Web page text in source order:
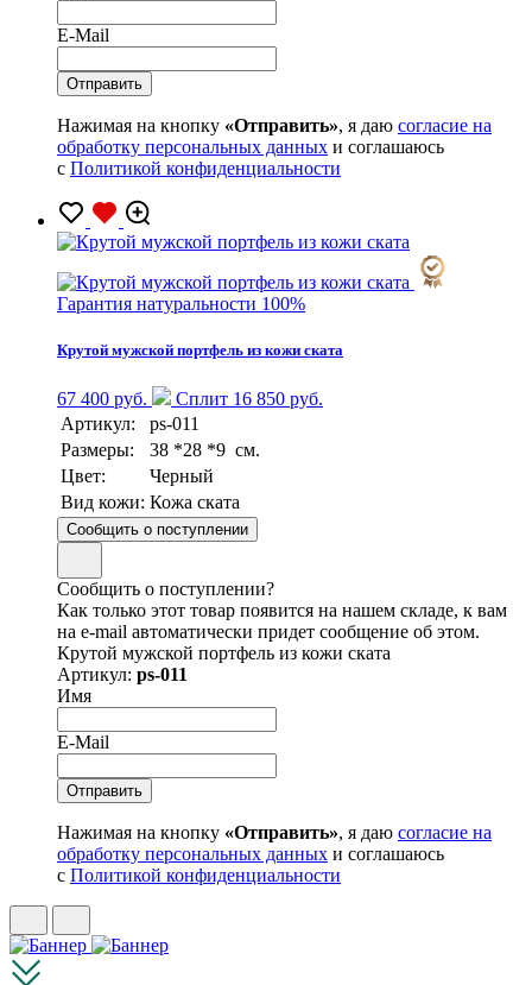
E-Mail
Нажимая на кнопку «Отправить», я даю согласие на
обработку персональных данных и соглашаюсь
с Политикой конфиденциальности
Гарантия натуральности 100%
Крутой мужской портфель из кожи ската
67 400 руб.
Сплит 16 850 руб.
Артикул:
ps-011
Размеры:
38 *28 *9 см.
Цвет:
Черный
Вид кожи: Кожа ската
Сообщить о поступлении
Сообщить о поступлении?
Как только этот товар появится на нашем складе, к вам
на e-mail автоматически придет сообщение об этом.
Крутой мужской портфель из кожи ската
Артикул: ps-011
Имя
E-Mail
Нажимая на кнопку «Отправить», я даю согласие на
обработку персональных данных и соглашаюсь
с Политикой конфиденциальности